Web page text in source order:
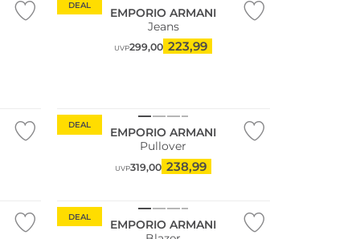
DEAL
EMPORIO ARMANI
Jeans
UVP299,00 223,99
DEAL
EMPORIO ARMANI
Pullover
UVP319,00 238,99
DEAL
EMPORIO ARMANI